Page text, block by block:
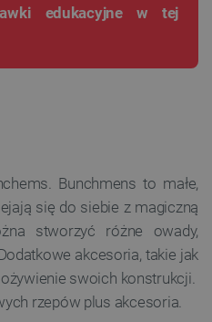
edukacyjne w tej
Bunchmens to małe,
się do siebie z magiczną
stworzyć różne owady,
akcesoria, takie jak
swoich konstrukcji.
rzepów plus akcesoria.